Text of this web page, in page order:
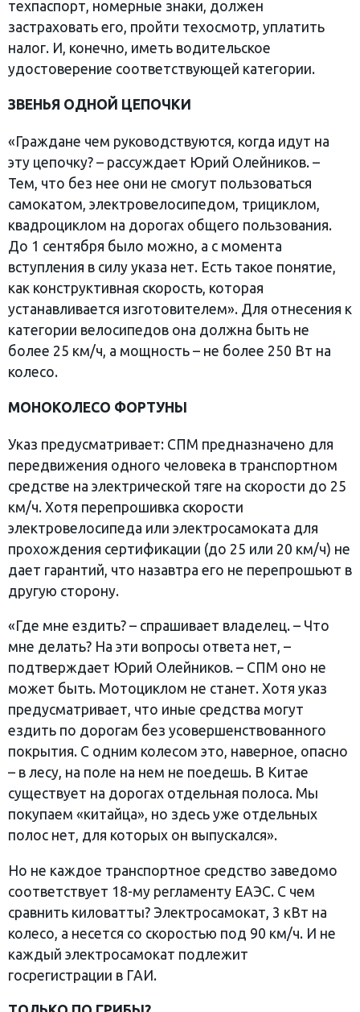
техпаспорт, номерные знаки, должен
застраховать его, пройти техосмотр, уплатить
налог. И, конечно, иметь водительское
удостоверение соответствующей категории.
ЗВЕНЬЯ ОДНОЙ ЦЕПОЧКИ
«Граждане чем руководствуются, когда идут на
эту цепочку? – рассуждает Юрий Олейников. –
Тем, что без нее они не смогут пользоваться
самокатом, электровелосипедом, трициклом,
квадроциклом на дорогах общего пользования.
До 1 сентября было можно, а с момента
вступления в силу указа нет. Есть такое понятие,
как конструктивная скорость, которая
устанавливается изготовителем». Для отнесения к
категории велосипедов она должна быть не
более 25 км/ч, а мощность – не более 250 Вт на
колесо.
МОНОКОЛЕСО ФОРТУНЫ
Указ предусматривает: СПМ предназначено для
передвижения одного человека в транспортном
средстве на электрической тяге на скорости до 25
км/ч. Хотя перепрошивка скорости
электровелосипеда или электросамоката для
прохождения сертификации (до 25 или 20 км/ч) не
дает гарантий, что назавтра его не перепрошьют в
другую сторону.
«Где мне ездить? – спрашивает владелец. – Что
мне делать? На эти вопросы ответа нет, –
подтверждает Юрий Олейников. – СПМ оно не
может быть. Мотоциклом не станет. Хотя указ
предусматривает, что иные средства могут
ездить по дорогам без усовершенствованного
покрытия. С одним колесом это, наверное, опасно
– в лесу, на поле на нем не поедешь. В Китае
существует на дорогах отдельная полоса. Мы
покупаем «китайца», но здесь уже отдельных
полос нет, для которых он выпускался».
Но не каждое транспортное средство заведомо
соответствует 18-му регламенту ЕАЭС. С чем
сравнить киловатты? Электросамокат, 3 кВт на
колесо, а несется со скоростью под 90 км/ч. И не
каждый электросамокат подлежит
госрегистрации в ГАИ.